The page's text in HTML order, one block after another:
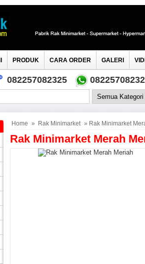
PRODUK CARA ORDER GALERI
082257082325
Home » Rak Minimarket » Rak Minimarket
Rak Minimarket Merah